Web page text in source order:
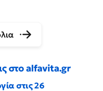
στο alfavita.gr
στις 26